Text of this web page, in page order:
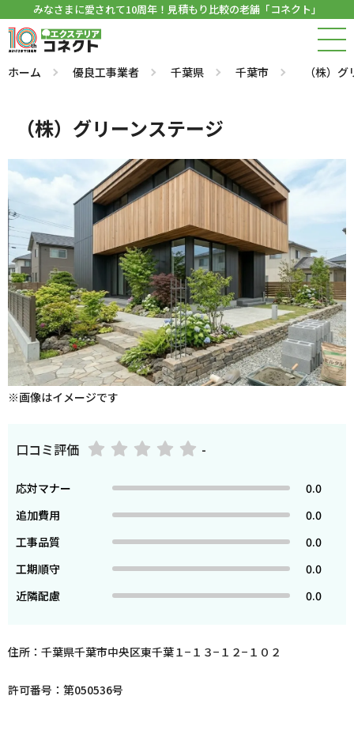
みなさまに愛されて10周年！見積もり比較の老舗「コネクト」
ホーム 優良工事業者 千葉県 千葉市 （株）
（株）グリーンステージ
※画像はイメージです
口コミ評価 -
応対マナー
0.0
追加費用
0.0
工事品質
0.0
工期順守
0.0
近隣配慮
0.0
住所：千葉県千葉市中央区東千葉１−１３−１２−１０２
許可番号：第050536号